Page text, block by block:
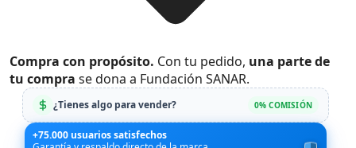
Compra con propósito. Con tu pedido, una parte de
tu compra se dona a Fundación SANAR.
¿Tienes algo para vender? 0% COMISIÓN
+75.000 usuarios satisfechos